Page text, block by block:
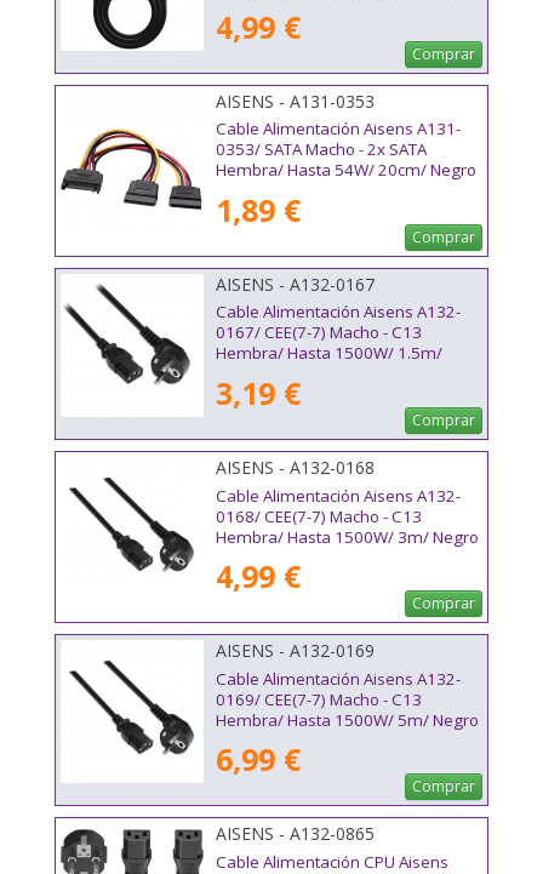
4,99 €
Comprar
AISENS - A131-0353
Cable Alimentación Aisens A131-
0353/ SATA Macho - 2x SATA
Hembra/ Hasta 54W/ 20cm/ Negro
1,89 €
Comprar
AISENS - A132-0167
Cable Alimentación Aisens A132-
0167/ CEE(7-7) Macho - C13
Hembra/ Hasta 1500W/ 1.5m/
3,19 €
Comprar
AISENS - A132-0168
Cable Alimentación Aisens A132-
0168/ CEE(7-7) Macho - C13
Hembra/ Hasta 1500W/ 3m/ Negro
4,99 €
Comprar
AISENS - A132-0169
Cable Alimentación Aisens A132-
0169/ CEE(7-7) Macho - C13
Hembra/ Hasta 1500W/ 5m/ Negro
6,99 €
Comprar
AISENS - A132-0865
Cable Alimentación CPU Aisens